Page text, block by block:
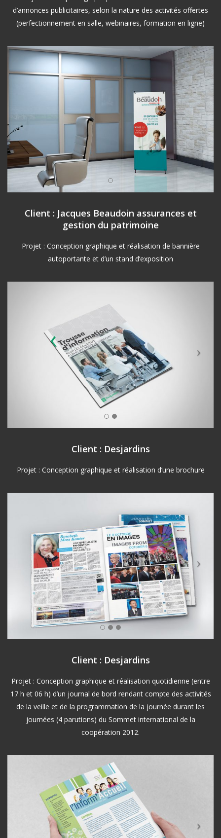
d’annonces publicitaires, selon la nature des activités offertes
(perfectionnement en salle, webinaires, formation en ligne)
Client : Jacques Beaudoin assurances et
gestion du patrimoine
Projet : Conception graphique et réalisation de bannière
autoportante et d’un stand d’exposition
Client : Desjardins
Projet : Conception graphique et réalisation d’une brochure
Client : Desjardins
Projet : Conception graphique et réalisation quotidienne (entre
17 h et 06 h) d’un journal de bord rendant compte des activités
de la veille et de la programmation de la journée durant les
journées (4 parutions) du Sommet international de la
coopération 2012.